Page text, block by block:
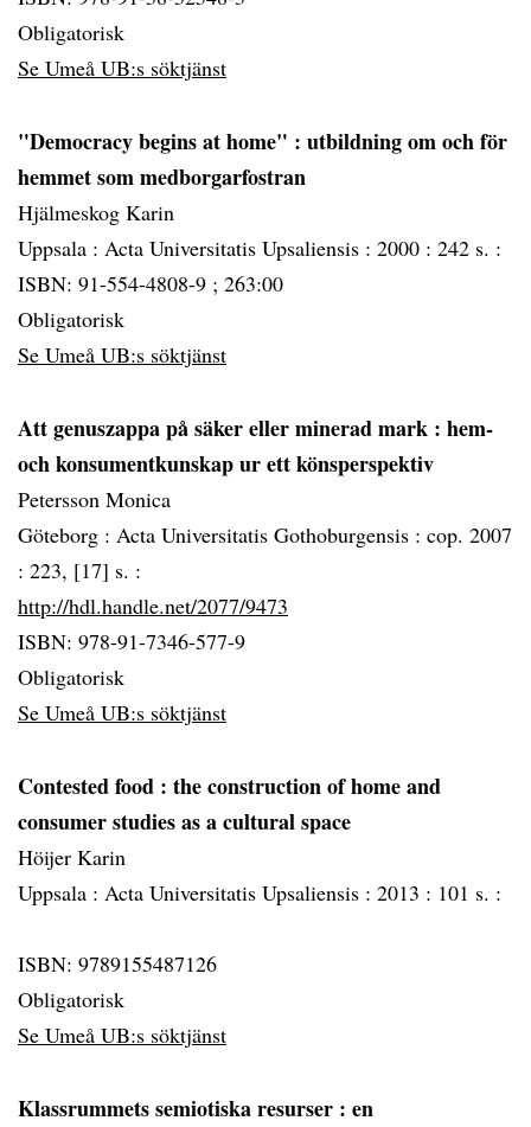
Obligatorisk
Se Umeå UB:s söktjänst
"Democracy begins at home" : utbildning om och för
hemmet som medborgarfostran
Hjälmeskog Karin
Uppsala : Acta Universitatis Upsaliensis : 2000 : 242 s. :
ISBN: 91-554-4808-9 ; 263:00
Obligatorisk
Se Umeå UB:s söktjänst
Att genuszappa på säker eller minerad mark : hem-
och konsumentkunskap ur ett könsperspektiv
Petersson Monica
Göteborg : Acta Universitatis Gothoburgensis : cop. 2007
: 223, [17] s. :
http://hdl.handle.net/2077/9473
ISBN: 978-91-7346-577-9
Obligatorisk
Se Umeå UB:s söktjänst
Contested food : the construction of home and
consumer studies as a cultural space
Höijer Karin
Uppsala : Acta Universitatis Upsaliensis : 2013 : 101 s. :
ISBN: 9789155487126
Obligatorisk
Se Umeå UB:s söktjänst
Klassrummets semiotiska resurser : en